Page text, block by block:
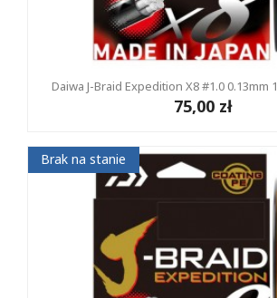
Daiwa J-Braid Expedition X8 #1.0 0.13mm
75,00 zł
Brak na stanie